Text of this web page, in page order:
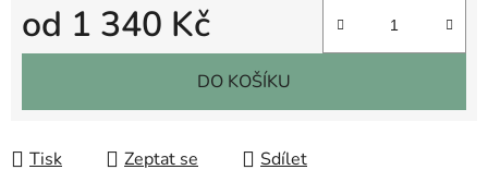
od 1 340 Kč
Měrná cena:
DO KOŠÍKU
Tisk Zeptat se Sdílet